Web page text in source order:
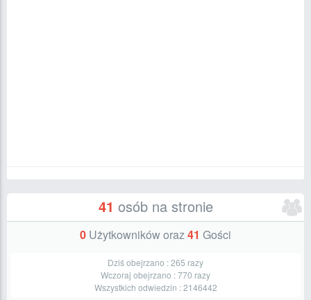
41 osób na stronie
0 Użytkowników oraz41 Gości
Dziś obejrzano :265 razy
Wczoraj obejrzano :770 razy
Wszystkich odwiedzin :2146442